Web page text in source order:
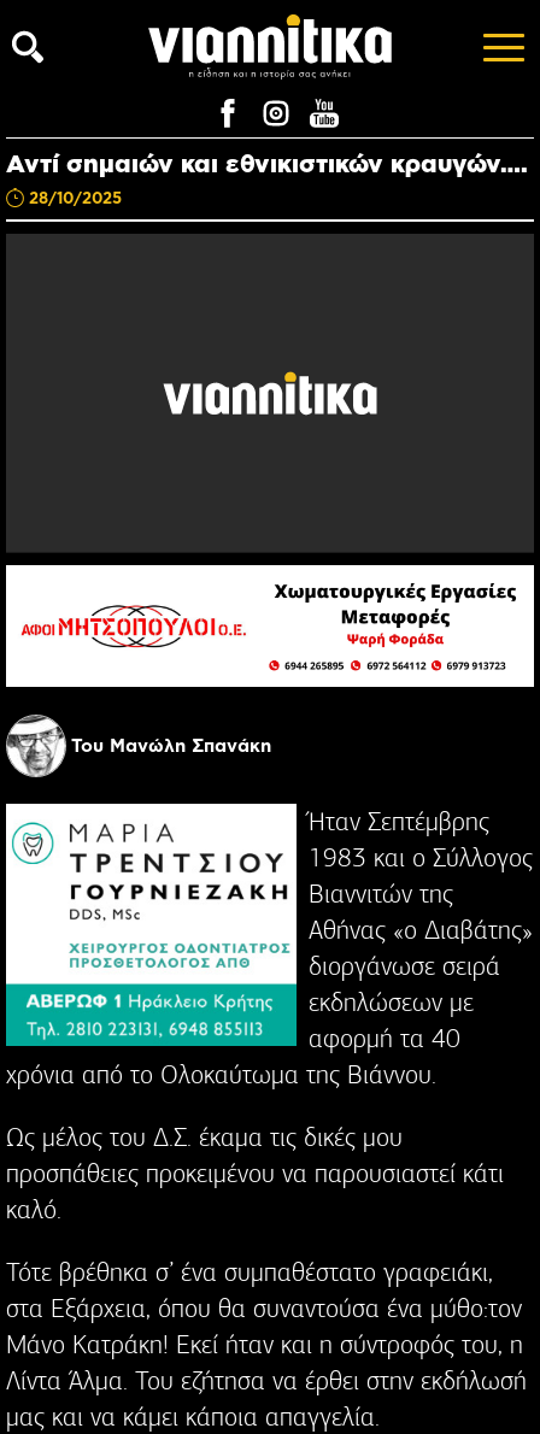
Αντί σημαιών και εθνικιστικών κραυγών….
28/10/2025
Του Μανώλη Σπανάκη
Ήταν Σεπτέμβρης
1983 και ο Σύλλογος
Βιαννιτών της
Αθήνας «ο Διαβάτης»
διοργάνωσε σειρά
εκδηλώσεων με
αφορμή τα 40
χρόνια από το Ολοκαύτωμα της Βιάννου.
Ως μέλος του Δ.Σ. έκαμα τις δικές μου
προσπάθειες προκειμένου να παρουσιαστεί κάτι
καλό.
Τότε βρέθηκα σ’ ένα συμπαθέστατο γραφειάκι,
στα Εξάρχεια, όπου θα συναντούσα ένα μύθο:τον
Μάνο Κατράκη! Εκεί ήταν και η σύντροφός του, η
Λίντα Άλμα. Του εζήτησα να έρθει στην εκδήλωσή
μας και να κάμει κάποια απαγγελία.